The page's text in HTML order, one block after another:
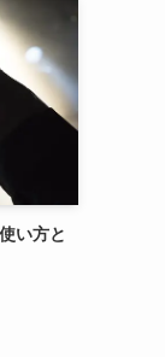
い方と